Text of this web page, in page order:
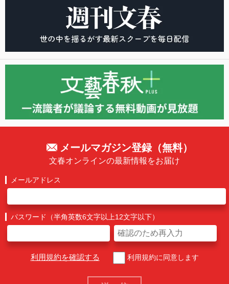
メールマガジン登録（無料）
文春オンラインの最新情報をお届け
メールアドレス
パスワード（半角英数6文字以上12文字以下）
利用規約を確認する 利用規約に同意します